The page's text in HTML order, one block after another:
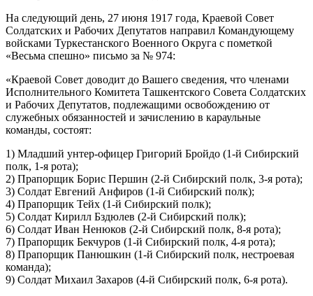
На следующий день, 27 июня 1917 года, Краевой Совет
Солдатских и Рабочих Депутатов направил Командующему
войсками Туркестанского Военного Округа с пометкой
«Весьма спешно» письмо за № 974:
«Краевой Совет доводит до Вашего сведения, что членами
Исполнительного Комитета Ташкентского Совета Солдатских
и Рабочих Депутатов, подлежащими освобождению от
служебных обязанностей и зачислению в караульные
команды, состоят:
1) Младший унтер-офицер Григорий Бройдо (1-й Сибирский
полк, 1-я рота);
2) Прапорщик Борис Першин (2-й Сибирский полк, 3-я рота);
3) Солдат Евгений Анфиров (1-й Сибирский полк);
4) Прапорщик Тейх (1-й Сибирский полк);
5) Солдат Кирилл Бздюлев (2-й Сибирский полк);
6) Солдат Иван Ненюков (2-й Сибирский полк, 8-я рота);
7) Прапорщик Бекчуров (1-й Сибирский полк, 4-я рота);
8) Прапорщик Панюшкин (1-й Сибирский полк, нестроевая
команда);
9) Солдат Михаил Захаров (4-й Сибирский полк, 6-я рота).